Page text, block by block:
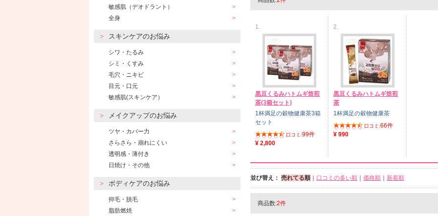
敏感肌（デオドラント）
全身
スキンケアのお悩み
シワ・たるみ
シミ・くすみ
毛穴・ニキビ
目元・口元
敏感肌(スキンケア）
メイクアップのお悩み
ツヤ・カバー力
さらさら・崩れにくい
透明感・薄付き
日焼け・その他
ボディケアのお悩み
抑毛・脱毛
脂肪燃焼
1.
黒豆くるみハトムギ焙煎
茶(3箱セット)
1杯満足の穀物健康茶3箱
セット
口コミ:99件
¥ 2,800
2.
黒豆くるみハトムギ焙煎
茶
1杯満足の穀物健康茶
口コミ:66件
¥ 990
並び替え： 売れてる順 口コミの多い順 価格順 新着順
商品数:2件